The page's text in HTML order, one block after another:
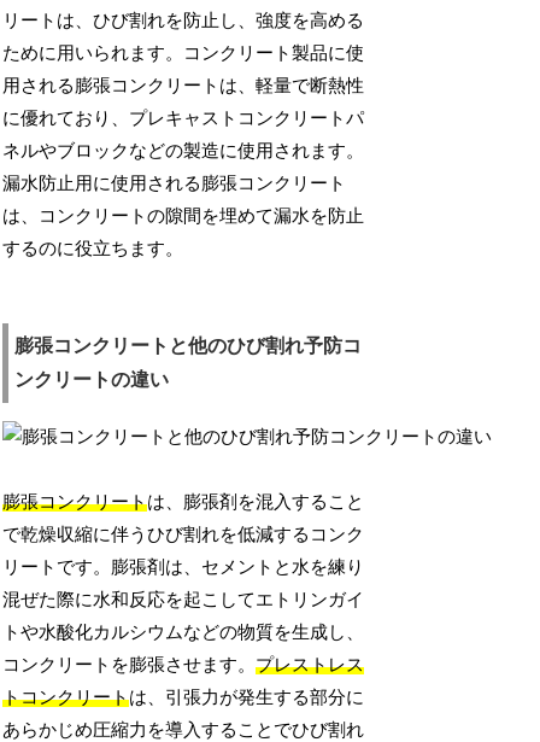
リートは、ひび割れを防止し、強度を高める
ために用いられます。コンクリート製品に使
用される膨張コンクリートは、軽量で断熱性
に優れており、プレキャストコンクリートパ
ネルやブロックなどの製造に使用されます。
漏水防止用に使用される膨張コンクリート
は、コンクリートの隙間を埋めて漏水を防止
するのに役立ちます。
膨張コンクリートと他のひび割れ予防コ
ンクリートの違い
膨張コンクリートは、膨張剤を混入すること
で乾燥収縮に伴うひび割れを低減するコンク
リートです。膨張剤は、セメントと水を練り
混ぜた際に水和反応を起こしてエトリンガイ
トや水酸化カルシウムなどの物質を生成し、
コンクリートを膨張させます。プレストレス
トコンクリートは、引張力が発生する部分に
あらかじめ圧縮力を導入することでひび割れ